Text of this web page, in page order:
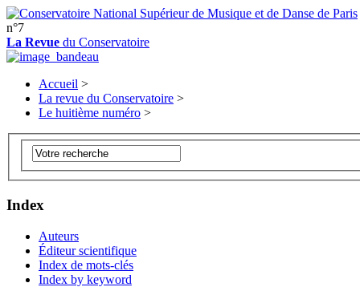
n°7
La Revue du Conservatoire
Accueil >
La revue du Conservatoire >
Le huitième numéro >
Index
Auteurs
Éditeur scientifique
Index de mots-clés
Index by keyword